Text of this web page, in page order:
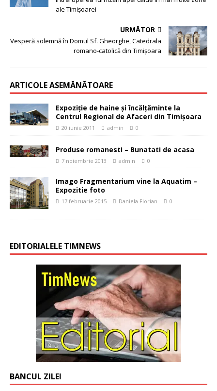
ale Timișoarei
URMĂTOR
Vesperă solemnă în Domul Sf. Gheorghe, Catedrala
romano-catolică din Timișoara
ARTICOLE ASEMĂNĂTOARE
Expoziţie de haine şi încălţăminte la
Centrul Regional de Afaceri din Timişoara
20 iunie 2011 admin 0
Produse romanesti – Bunatati de acasa
7 noiembrie 2013 admin 0
Imago Fragmentarium vine la Aquatim –
Expozitie foto
17 februarie 2015 Daniela Florian 0
EDITORIALELE TIMNEWS
BANCUL ZILEI